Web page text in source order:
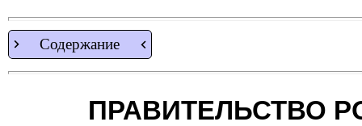
Содержание
ПРАВИТЕЛЬСТВО